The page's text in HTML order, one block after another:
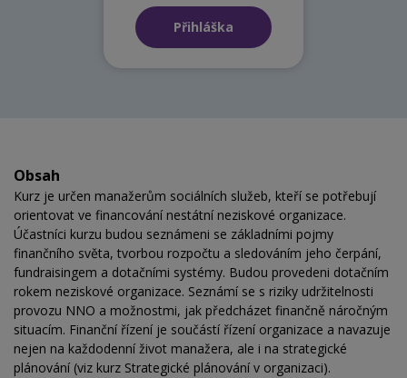
Přihláška
Obsah
Kurz je určen manažerům sociálních služeb, kteří se potřebují
orientovat ve financování nestátní neziskové organizace.
Účastníci kurzu budou seznámeni se základními pojmy
finančního světa, tvorbou rozpočtu a sledováním jeho čerpání,
fundraisingem a dotačními systémy. Budou provedeni dotačním
rokem neziskové organizace. Seznámí se s riziky udržitelnosti
provozu NNO a možnostmi, jak předcházet finančně náročným
situacím. Finanční řízení je součástí řízení organizace a navazuje
nejen na každodenní život manažera, ale i na strategické
plánování (viz kurz Strategické plánování v organizaci).